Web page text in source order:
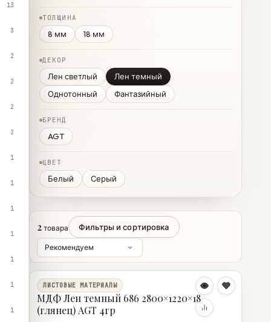
13
3
2
2
2
2
1
1
1
1
1
1
1
ТОЛЩИНА
8 мм 18 мм
ДЕКОР
Лен светлый
Лен темный
Однотонный
Фантазийный
БРЕНД
AGT
ЦВЕТ
Белый Серый
2 товара Фильтры и сортировка
ЛИСТОВЫЕ МАТЕРИАЛЫ
МДФ Лен темный 686 2800×1220×18
(глянец) AGT 4гр